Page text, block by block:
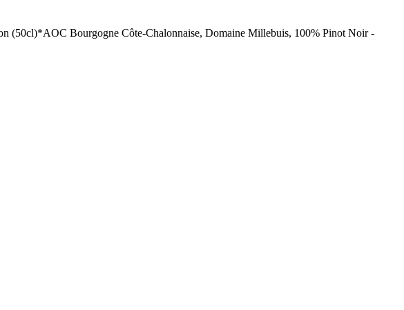
(50cl)*AOC Bourgogne Côte-Chalonnaise, Domaine Millebuis, 100% Pinot Noir -